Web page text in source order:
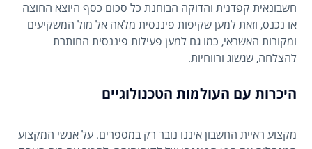
חשבונאית קפדנית והדוקה הבוחנת כל סכום כסף היוצא החוצה
או נכנס, וזאת למען שקיפות פיננסית מלאה אל מול המשקיעים
ומקורות האשראי, כמו גם למען פעילות פיננסית החותרת
להצלחה, שגשוג ורווחיות.
היכרות עם העולמות הטכנולוגיים
מקצוע ראיית החשבון איננו נובר רק במספרים. על אנשי המקצוע